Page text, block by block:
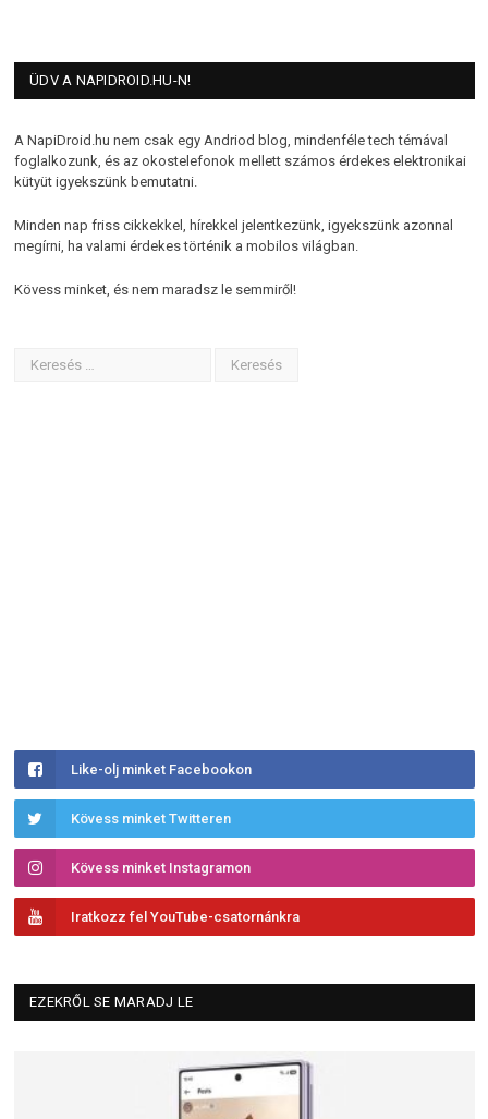
ÜDV A NAPIDROID.HU-N!
A NapiDroid.hu nem csak egy Andriod blog, mindenféle tech témával
foglalkozunk, és az okostelefonok mellett számos érdekes elektronikai
kütyüt igyekszünk bemutatni.
Minden nap friss cikkekkel, hírekkel jelentkezünk, igyekszünk azonnal
megírni, ha valami érdekes történik a mobilos világban.
Kövess minket, és nem maradsz le semmiről!
Like-olj minket Facebookon
Kövess minket Twitteren
Kövess minket Instagramon
Iratkozz fel YouTube-csatornánkra
EZEKRŐL SE MARADJ LE